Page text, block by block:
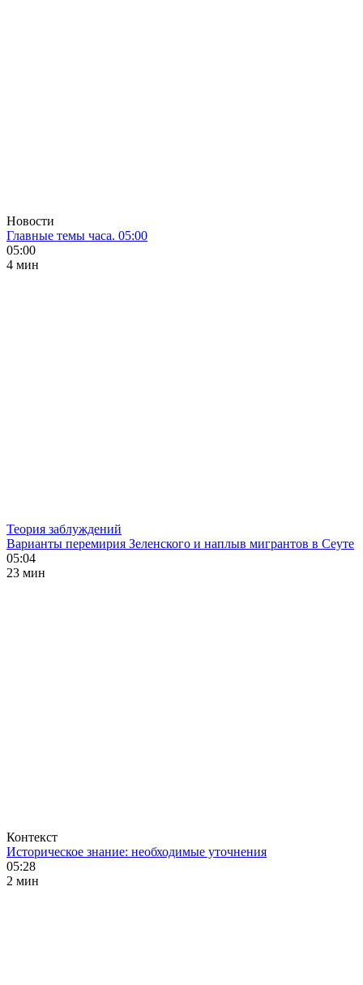
Новости
Главные темы часа. 05:00
05:00
4 мин
Теория заблуждений
Варианты перемирия Зеленского и наплыв мигрантов в Сеуте
05:04
23 мин
Контекст
Историческое знание: необходимые уточнения
05:28
2 мин